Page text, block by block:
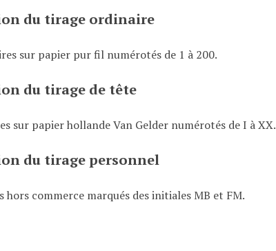
du tirage ordinaire
sur papier pur fil numérotés de 1 à 200.
du tirage de tête
sur papier hollande Van Gelder numérotés de I à XX.
du tirage personnel
hors commerce marqués des initiales MB et FM.